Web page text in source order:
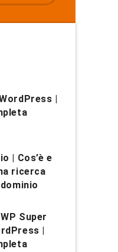
|
| Cos’è e
ricerca
Super
|